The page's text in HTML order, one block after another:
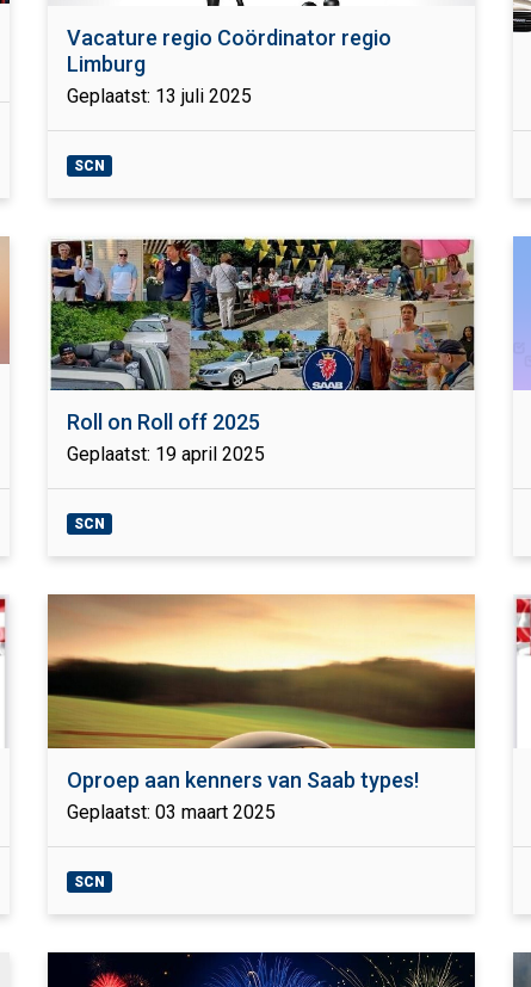
Vacature regio Coördinator regio
Limburg
Geplaatst: 13 juli 2025
SCN
Roll on Roll off 2025
Geplaatst: 19 april 2025
SCN
Oproep aan kenners van Saab types!
Geplaatst: 03 maart 2025
SCN